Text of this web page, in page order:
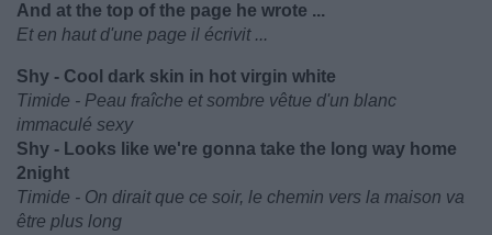
And at the top of the page he wrote ...
Et en haut d'une page il écrivit ...
Shy - Cool dark skin in hot virgin white
Timide - Peau fraîche et sombre vêtue d'un blanc
immaculé sexy
Shy - Looks like we're gonna take the long way home
2night
Timide - On dirait que ce soir, le chemin vers la maison va
être plus long